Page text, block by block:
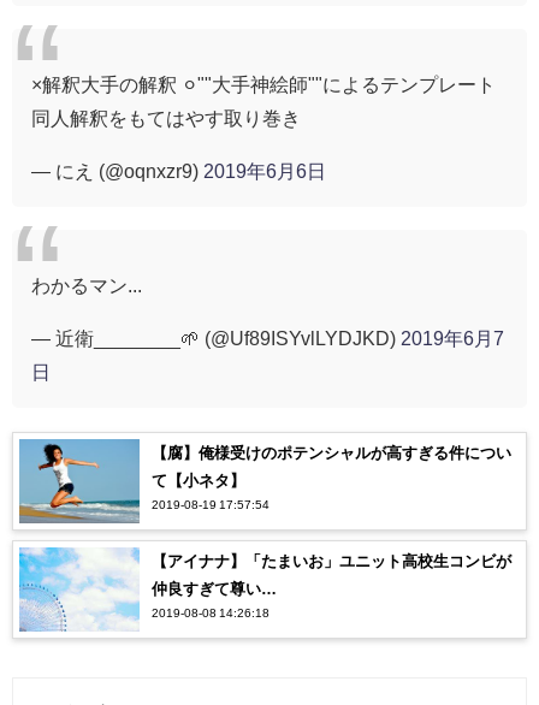
×解釈大手の解釈 ⚪︎""大手神絵師""によるテンプレート
同人解釈をもてはやす取り巻き
— にえ (@oqnxzr9) 2019年6月6日
わかるマン...
— 近衛________🌱 (@Uf89ISYvlLYDJKD) 2019年6月7
日
【腐】俺様受けのポテンシャルが高すぎる件につい
て【小ネタ】
2019-08-19 17:57:54
【アイナナ】「たまいお」ユニット高校生コンビが
仲良すぎて尊い…
2019-08-08 14:26:18